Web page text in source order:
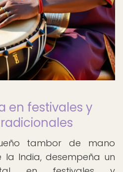
en festivales y
tambor de mano
la India, desempeña un